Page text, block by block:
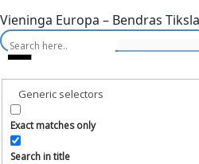
Vieninga Europa – Bendras
Generic selectors
Exact matches only
Search in title